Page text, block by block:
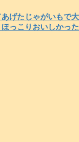
げたじゃがいもで
っこりおいしかっ